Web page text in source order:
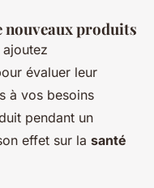
produits
ajoutez
évaluer leur
à vos besoins
pendant un
effet sur la santé